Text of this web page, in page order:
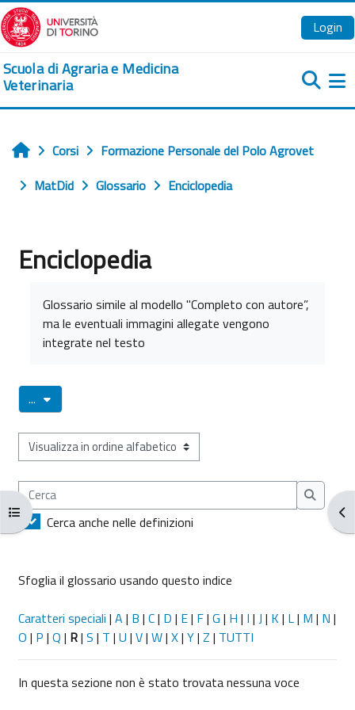
Vai al contenuto principale
Login
Scuola di Agraria e Medicina
Veterinaria
Apri indice del corso
Home
Corsi
Formazione Personale del Polo Agrovet
MatDid
Glossario Enciclopedia
Enciclopedia
Glossario simile al modello "Completo con autore”,
ma le eventuali immagini allegate vengono
integrate nel testo
... Esporta voci
Sfoglia il glossario usando questo indice
Cerca
Cerca
Cerca anche nelle definizioni
Sfoglia il glossario usando questo indice
Caratteri speciali | A | B | C| D | E| F| G | H | I | J | K | L| M | N |
O | P | Q | R| S | T | U | V| W| X| Y| Z | TUTTI
In questa sezione non è stato trovata nessuna voce